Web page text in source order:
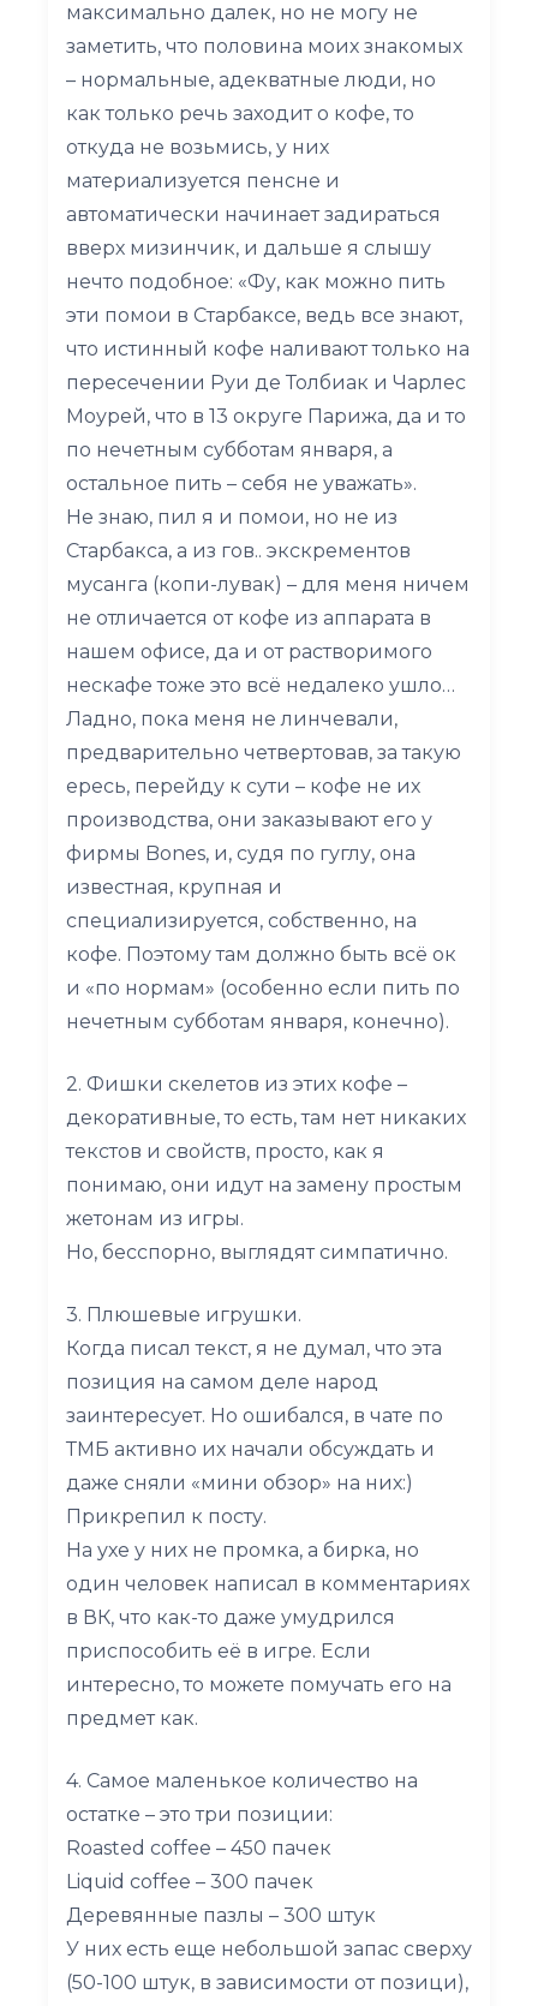
максимально далек, но не могу не
заметить, что половина моих знакомых
– нормальные, адекватные люди, но
как только речь заходит о кофе, то
откуда не возьмись, у них
материализуется пенсне и
автоматически начинает задираться
вверх мизинчик, и дальше я слышу
нечто подобное: «Фу, как можно пить
эти помои в Старбаксе, ведь все знают,
что истинный кофе наливают только на
пересечении Руи де Толбиак и Чарлес
Моурей, что в 13 округе Парижа, да и то
по нечетным субботам января, а
остальное пить – себя не уважать».
Не знаю, пил я и помои, но не из
Старбакса, а из гов.. экскрементов
мусанга (копи-лувак) – для меня ничем
не отличается от кофе из аппарата в
нашем офисе, да и от растворимого
нескафе тоже это всё недалеко ушло…
Ладно, пока меня не линчевали,
предварительно четвертовав, за такую
ересь, перейду к сути – кофе не их
производства, они заказывают его у
фирмы Bones, и, судя по гуглу, она
известная, крупная и
специализируется, собственно, на
кофе. Поэтому там должно быть всё ок
и «по нормам» (особенно если пить по
нечетным субботам января, конечно).
2. Фишки скелетов из этих кофе –
декоративные, то есть, там нет никаких
текстов и свойств, просто, как я
понимаю, они идут на замену простым
жетонам из игры.
Но, бесспорно, выглядят симпатично.
3. Плюшевые игрушки.
Когда писал текст, я не думал, что эта
позиция на самом деле народ
заинтересует. Но ошибался, в чате по
ТМБ активно их начали обсуждать и
даже сняли «мини обзор» на них:)
Прикрепил к посту.
На ухе у них не промка, а бирка, но
один человек написал в комментариях
в ВК, что как-то даже умудрился
приспособить её в игре. Если
интересно, то можете помучать его на
предмет как.
4. Самое маленькое количество на
остатке – это три позиции:
Roasted coffee – 450 пачек
Liquid coffee – 300 пачек
Деревянные пазлы – 300 штук
У них есть еще небольшой запас сверху
(50-100 штук, в зависимости от позици),